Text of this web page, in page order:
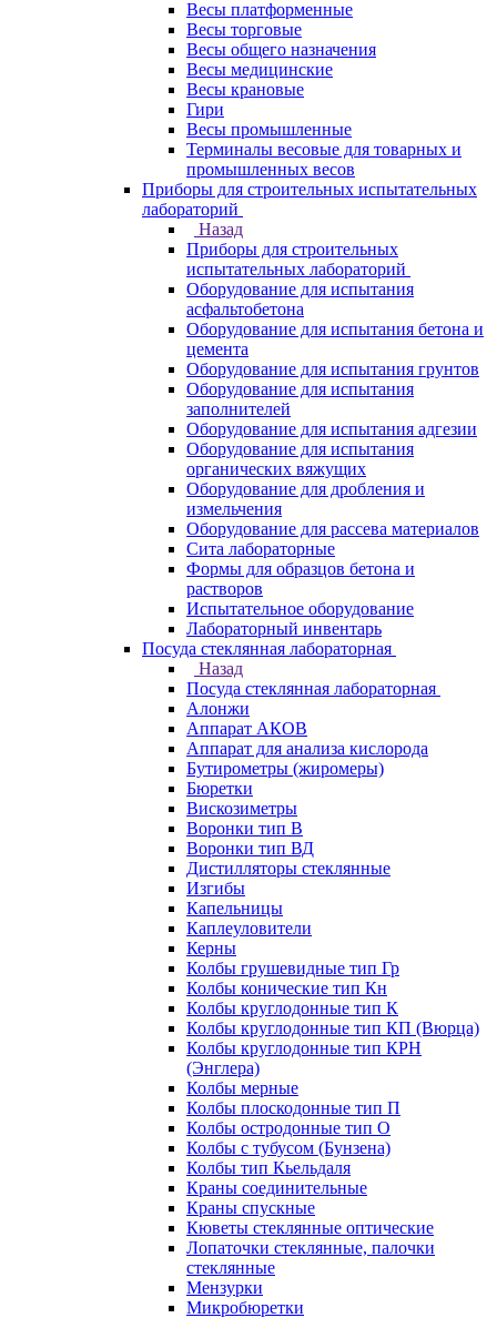
Весы платформенные
Весы торговые
Весы общего назначения
Весы медицинские
Весы крановые
Гири
Весы промышленные
Терминалы весовые для товарных и
промышленных весов
Приборы для строительных испытательных
лабораторий
Назад
Приборы для строительных
испытательных лабораторий
Оборудование для испытания
асфальтобетона
Оборудование для испытания бетона и
цемента
Оборудование для испытания грунтов
Оборудование для испытания
заполнителей
Оборудование для испытания адгезии
Оборудование для испытания
органических вяжущих
Оборудование для дробления и
измельчения
Оборудование для рассева материалов
Сита лабораторные
Формы для образцов бетона и
растворов
Испытательное оборудование
Лабораторный инвентарь
Посуда стеклянная лабораторная
Назад
Посуда стеклянная лабораторная
Алонжи
Аппарат АКОВ
Аппарат для анализа кислорода
Бутирометры (жиромеры)
Бюретки
Вискозиметры
Воронки тип В
Воронки тип ВД
Дистилляторы стеклянные
Изгибы
Капельницы
Каплеуловители
Керны
Колбы грушевидные тип Гр
Колбы конические тип Кн
Колбы круглодонные тип К
Колбы круглодонные тип КП (Вюрца)
Колбы круглодонные тип КРН
(Энглера)
Колбы мерные
Колбы плоскодонные тип П
Колбы остродонные тип О
Колбы с тубусом (Бунзена)
Колбы тип Кьельдаля
Краны соединительные
Краны спускные
Кюветы стеклянные оптические
Лопаточки стеклянные, палочки
стеклянные
Мензурки
Микробюретки